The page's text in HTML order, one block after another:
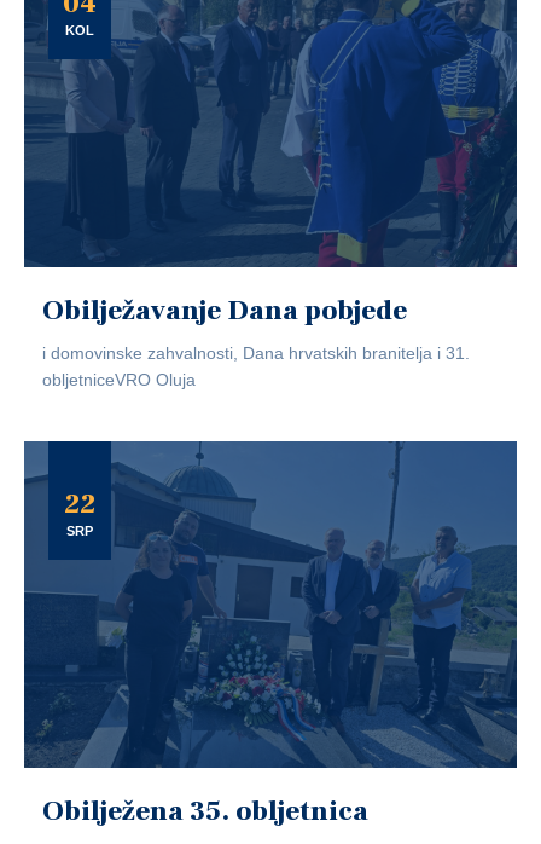
KOL
Obilježavanje Dana pobjede
i domovinske zahvalnosti, Dana hrvatskih branitelja i 31.
obljetniceVRO Oluja
22
SRP
Obilježena 35. obljetnica